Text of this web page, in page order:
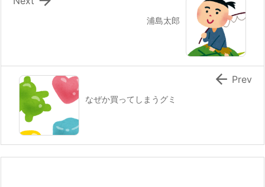
浦島太郎
なぜか買ってしまうグミ
 Prev